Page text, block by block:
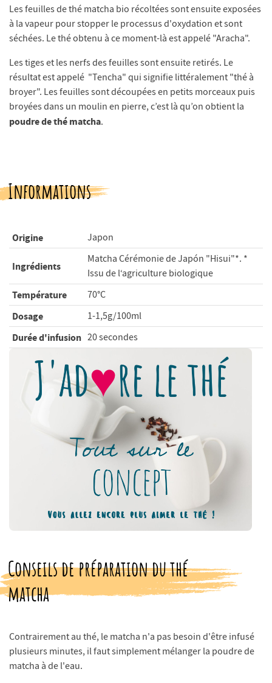
Les feuilles de thé matcha bio récoltées sont ensuite exposées
à la vapeur pour stopper le processus d'oxydation et sont
séchées. Le thé obtenu à ce moment-là est appelé "Aracha".
Les tiges et les nerfs des feuilles sont ensuite retirés. Le
résultat est appelé "Tencha" qui signifie littéralement "thé à
broyer". Les feuilles sont découpées en petits morceaux puis
broyées dans un moulin en pierre, c’est là qu’on obtient la
poudre de thé matcha.
Informations
Origine Japon
Ingrédients
Matcha Cérémonie de Japón "Hisui"*. *
Issu de l‘agriculture biologique
Température
70°C
Dosage
1-1,5g/100ml
Durée d'infusion 20 secondes
Conseils de préparation du thé
matcha
Contrairement au thé, le matcha n'a pas besoin d'être infusé
plusieurs minutes, il faut simplement mélanger la poudre de
matcha à de l'eau.